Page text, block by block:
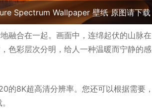
Spectrum Wallpaper 壁纸 原图请下载
融合在一起。画面中，连绵起伏的山脉在
色彩层次分明，给人一种温暖而宁静的感
8K超高清分辨率。您还可以根据需要，